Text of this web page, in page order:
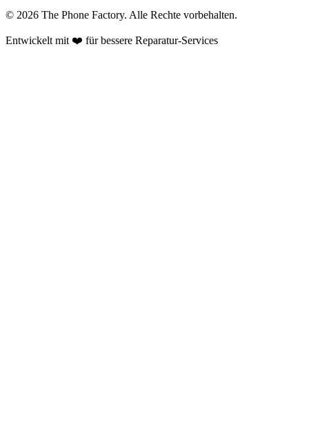
© 2026 The Phone Factory. Alle Rechte vorbehalten.
Entwickelt mit ❤️ für bessere Reparatur-Services